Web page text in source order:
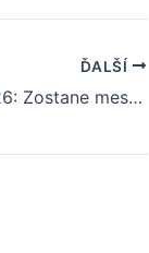
ĎALŠÍ
Nové Zámky 2026: Zostane mesto v zajatí jedného muža a starých káuz?